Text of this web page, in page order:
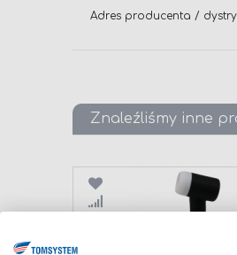
Adres producenta /
Znaleźliśmy inne
Porównaj